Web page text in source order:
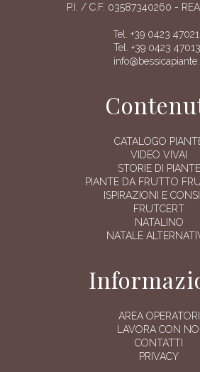
P.I. / C.F. 03587340260 -
Tel. +39 0423
Tel. +39 0423
CATALOGO
VIDEO VIVAI
STORIE DI PIANTE
PIANTE DA FRUTTO
ISPIRAZIONI E
FRUTCERT
NATALINO
NATALE
AREA OPERATORI
LAVORA CON NOI
CONTATTI
PRIVACY